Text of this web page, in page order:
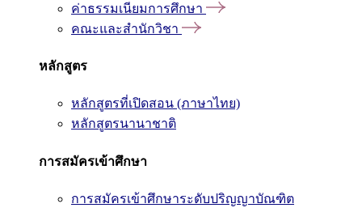
ค่าธรรมเนียมการศึกษา
คณะและสำนักวิชา
หลักสูตร
หลักสูตรที่เปิดสอน (ภาษาไทย)
หลักสูตรนานาชาติ
การสมัครเข้าศึกษา
การสมัครเข้าศึกษาระดับปริญญาบัณฑิต